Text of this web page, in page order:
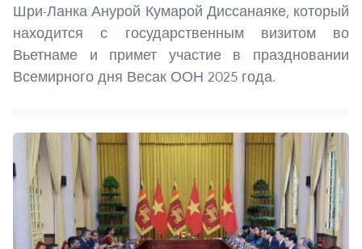
Шри-Ланка Анурой Кумарой Диссанаяке, который
находится с государственным визитом во
Вьетнаме и примет участие в праздновании
Всемирного дня Весак ООН 2025 года.